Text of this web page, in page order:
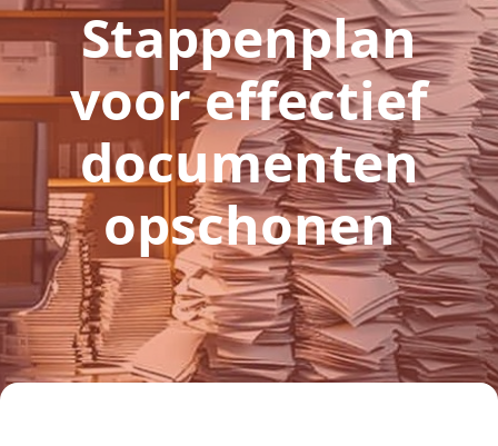
Stappenplan
voor effectief
documenten
opschonen